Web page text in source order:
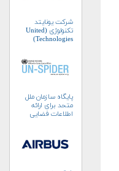
شرکت یونایتد
تکنولوژی (United
Technologies)
پایگاه سازمان ملل
متحد برای ارائه
اطلاعات فضایی
اضطراری (UN-
SPIDER)